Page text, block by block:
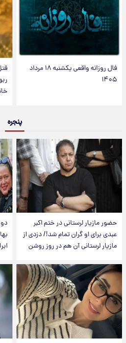
فال روزانه واقعی یکشنبه ۱۸ مرداد
۱۴۰۵
پنجره
حضور مازیار لرستانی در ختم اکبر
عبدی برای او گران تمام شد!/ دزدی از
مازیار لرستانی آن هم در روز روشن